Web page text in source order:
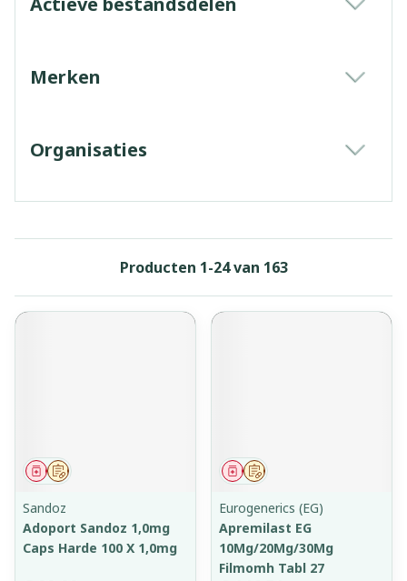
Merken
Organisaties
Producten 1-24van 163
Op voorschrift
Geneesmiddel
Sandoz
Adoport Sandoz 1,0mg
Caps Harde 100 X 1,0mg
Op voorschrift
Geneesmiddel
Eurogenerics (EG)
Apremilast EG
10Mg/20Mg/30Mg
Filmomh Tabl 27